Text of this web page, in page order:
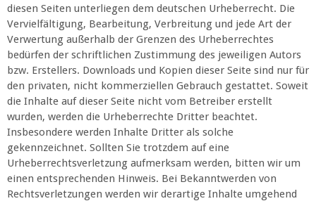
diesen Seiten unterliegen dem deutschen Urheberrecht. Die
Vervielfältigung, Bearbeitung, Verbreitung und jede Art der
Verwertung außerhalb der Grenzen des Urheberrechtes
bedürfen der schriftlichen Zustimmung des jeweiligen Autors
bzw. Erstellers. Downloads und Kopien dieser Seite sind nur für
den privaten, nicht kommerziellen Gebrauch gestattet. Soweit
die Inhalte auf dieser Seite nicht vom Betreiber erstellt
wurden, werden die Urheberrechte Dritter beachtet.
Insbesondere werden Inhalte Dritter als solche
gekennzeichnet. Sollten Sie trotzdem auf eine
Urheberrechtsverletzung aufmerksam werden, bitten wir um
einen entsprechenden Hinweis. Bei Bekanntwerden von
Rechtsverletzungen werden wir derartige Inhalte umgehend